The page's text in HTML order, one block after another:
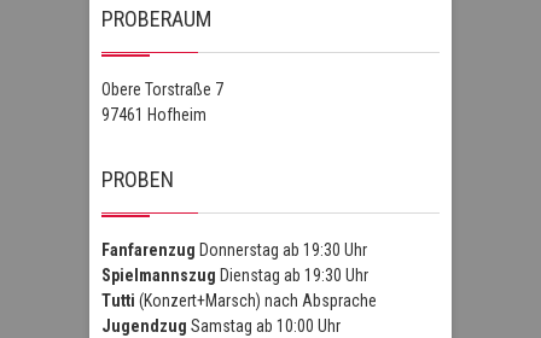
PROBERAUM
Obere Torstraße 7
97461 Hofheim
PROBEN
Fanfarenzug Donnerstag ab 19:30 Uhr
Spielmannszug Dienstag ab 19:30 Uhr
Tutti (Konzert+Marsch) nach Absprache
Jugendzug Samstag ab 10:00 Uhr